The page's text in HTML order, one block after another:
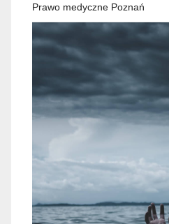
Prawo medyczne Poznań